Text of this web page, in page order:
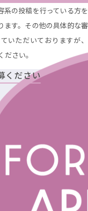
系の投稿を行っている方を
ます。その他の具体的な審
いただいておりますが、
さい。
ください
お持ちのSNSアカウント